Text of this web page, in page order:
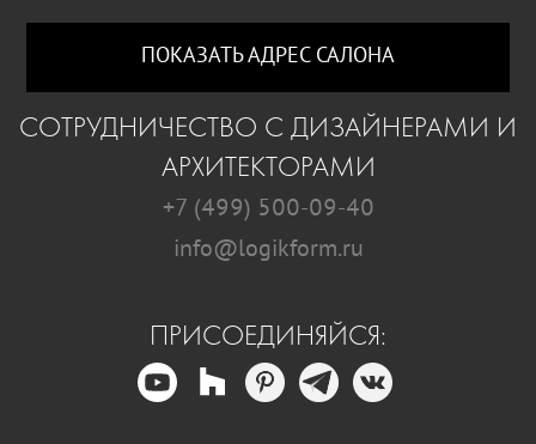
ПОКАЗАТЬ АДРЕС САЛОНА
СОТРУДНИЧЕСТВО С ДИЗАЙНЕРАМИ И
АРХИТЕКТОРАМИ
+7 (499) 500-09-40
info@logikform.ru
ПРИСОЕДИНЯЙСЯ: